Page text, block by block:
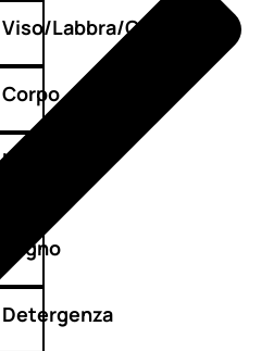
Viso/Labbra/Occhi
Corpo
Mani
Bagno
Detergenza